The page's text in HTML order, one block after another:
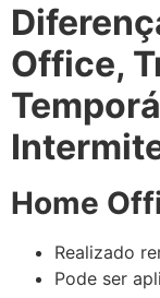
Office,
Home
Realizado
Pode ser